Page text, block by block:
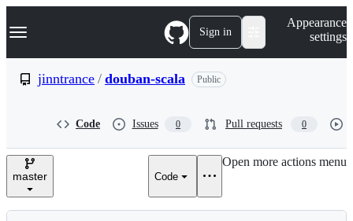
k
p
e
Navigation Menu Sign in
Appearance
settings
jinntrance / douban-scala Public
Code Issues 0 Pull requests 0
master Code
Open more actions menu